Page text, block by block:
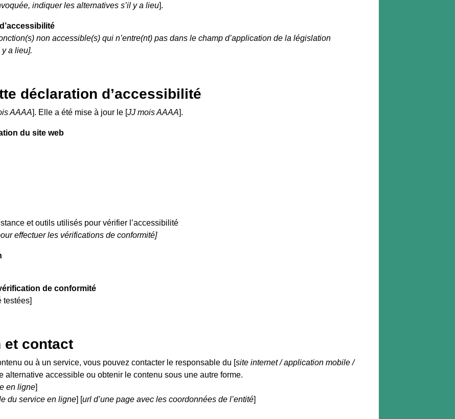
indiquer les alternatives s’il y a lieu].
non accessible(s) qui n’entre(nt) pas dans le champ d’application de la législation
a lieu].
déclaration d’accessibilité
AAAA]. Elle a été mise à jour le [JJ mois AAAA].
du site web
et outils utilisés pour vérifier l’accessibilité
effectuer les vérifications de conformité]
de conformité
testées]
et contact
ou à un service, vous pouvez contacter le responsable du [site internet / application mobile /
alternative accessible ou obtenir le contenu sous une autre forme.
en ligne]
du service en ligne] [url d’une page avec les coordonnées de l’entité]